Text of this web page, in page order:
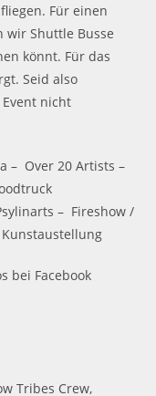
Für einen
wir Shuttle Busse
könnt. Für das
Seid also
nicht
– Over 20 Artists –
– Fireshow /
bei Facebook
Tribes Crew,